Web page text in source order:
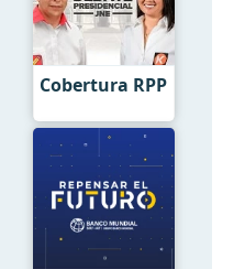
Cobertura RPP